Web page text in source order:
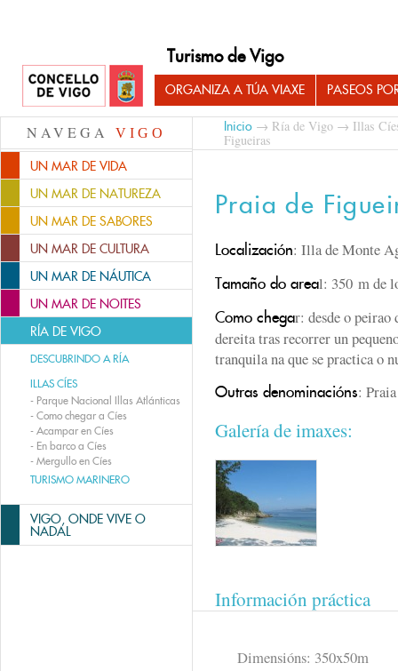
Turismo de Vigo
ORGANIZA A TÚA VIAXE PASEOS
NAVEGA VIGO
UN MAR DE VIDA
UN MAR DE NATUREZA
UN MAR DE SABORES
UN MAR DE CULTURA
UN MAR DE NÁUTICA
UN MAR DE NOITES
RÍA DE VIGO
DESCUBRINDO A RÍA
ILLAS CÍES
- Parque Nacional Illas Atlánticas
- Como chegar a Cíes
- Acampar en Cíes
- En barco a Cíes
- Mergullo en Cíes
TURISMO MARINERO
VIGO, ONDE VIVE O
NADAL
Inicio → Ría de Vigo → Illas
Figueiras
Praia de
Localización: Illa de Monte
Tamaño do areal: 350 m de
Como chegar: desde o peirao
dereita tras recorrer un
tranquila na que se practica o
Outras denominacións:
Galería de imaxes:
Información práctica
Dimensións: 350x50m